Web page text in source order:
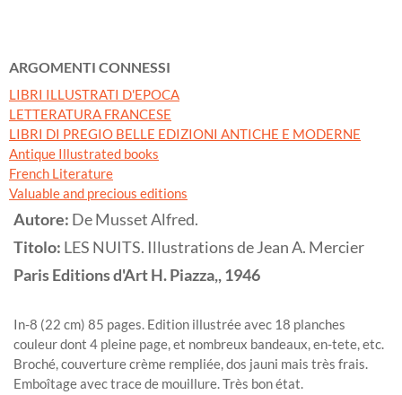
ARGOMENTI CONNESSI
LIBRI ILLUSTRATI D'EPOCA
LETTERATURA FRANCESE
LIBRI DI PREGIO BELLE EDIZIONI ANTICHE E MODERNE
Antique Illustrated books
French Literature
Valuable and precious editions
Autore: De Musset Alfred.
Titolo: LES NUITS. Illustrations de Jean A. Mercier
ParisEditions d'Art H. Piazza,,1946
In-8 (22 cm) 85 pages. Edition illustrée avec 18 planches
couleur dont 4 pleine page, et nombreux bandeaux, en-tete, etc.
Broché, couverture crème rempliée, dos jauni mais très frais.
Emboîtage avec trace de mouillure. Très bon état.